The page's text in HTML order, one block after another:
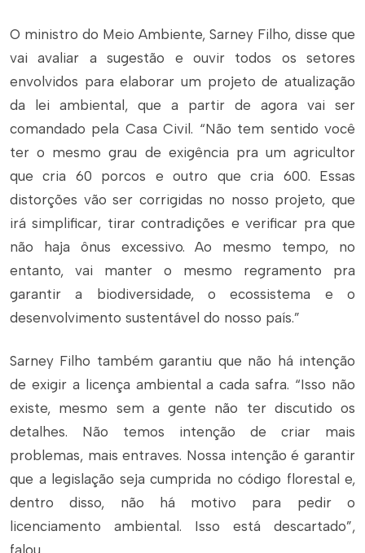
O ministro do Meio Ambiente, Sarney Filho, disse que
vai avaliar a sugestão e ouvir todos os setores
envolvidos para elaborar um projeto de atualização
da lei ambiental, que a partir de agora vai ser
comandado pela Casa Civil. “Não tem sentido você
ter o mesmo grau de exigência pra um agricultor
que cria 60 porcos e outro que cria 600. Essas
distorções vão ser corrigidas no nosso projeto, que
irá simplificar, tirar contradições e verificar pra que
não haja ônus excessivo. Ao mesmo tempo, no
entanto, vai manter o mesmo regramento pra
garantir a biodiversidade, o ecossistema e o
desenvolvimento sustentável do nosso país.”
Sarney Filho também garantiu que não há intenção
de exigir a licença ambiental a cada safra. “Isso não
existe, mesmo sem a gente não ter discutido os
detalhes. Não temos intenção de criar mais
problemas, mais entraves. Nossa intenção é garantir
que a legislação seja cumprida no código florestal e,
dentro disso, não há motivo para pedir o
licenciamento ambiental. Isso está descartado”,
falou.